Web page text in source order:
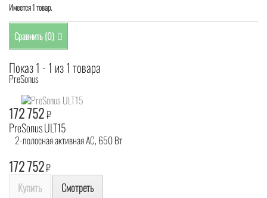
Имеется 1 товар.
Сравнить (0)
Показ 1 - 1 из 1 товара
PreSonus
172 752₽
PreSonus ULT15
2-полосная активная АС, 650 Вт
172 752₽
Купить Смотреть